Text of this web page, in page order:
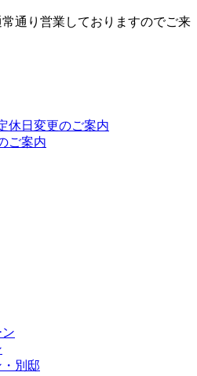
通り営業しておりますのでご来
休日変更のご案内
ご案内
別邸